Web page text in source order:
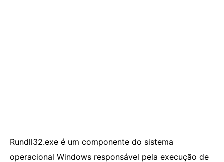
Rundll32.exe é um componente do sistema
operacional Windows responsável pela execução de